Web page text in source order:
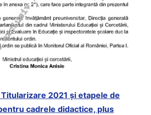
2021 și etapele de
cadrele didactice, plus